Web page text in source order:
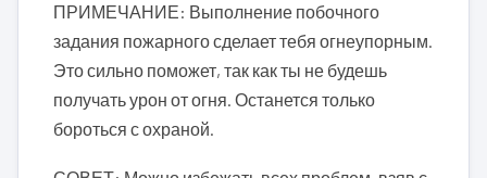
ПРИМЕЧАНИЕ: Выполнение побочного
задания пожарного сделает тебя огнеупорным.
Это сильно поможет, так как ты не будешь
получать урон от огня. Останется только
бороться с охраной.